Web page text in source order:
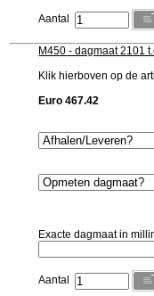
Aantal
M450 - dagmaat 2101
Klik hierboven op de
Euro 467.42
Exacte dagmaat in
Aantal